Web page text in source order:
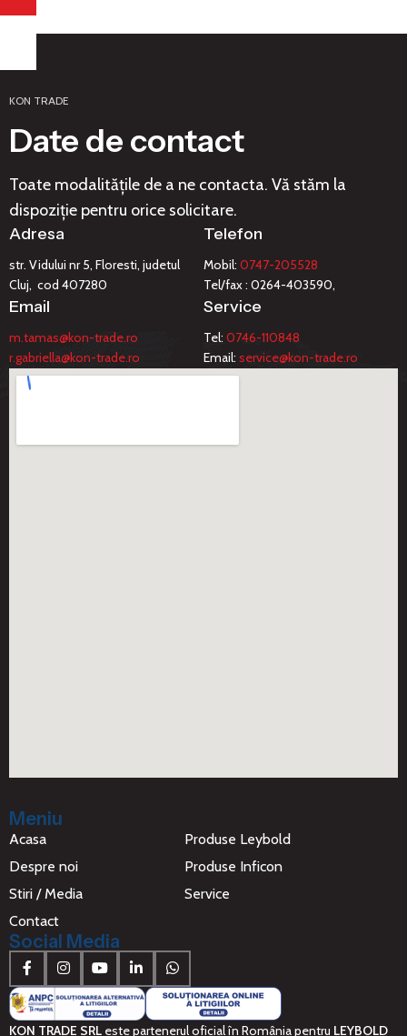
KON TRADE
Date de contact
Toate modalitățile de a ne contacta. Vă stăm la
dispoziție pentru orice solicitare.
Adresa
str. Vidului nr 5, Floresti, judetul
Cluj, cod 407280
Telefon
Mobil: 0747-205528
Tel/fax : 0264-403590,
Email
m.tamas@kon-trade.ro
r.gabriella@kon-trade.ro
Service
Tel: 0746-110848
Email: service@kon-trade.ro
Meniu
Acasa
Despre noi
Stiri / Media
Contact
Produse Leybold
Produse Inficon
Service
Social Media
KON TRADE SRL este partenerul oficial în România pentru LEYBOLD